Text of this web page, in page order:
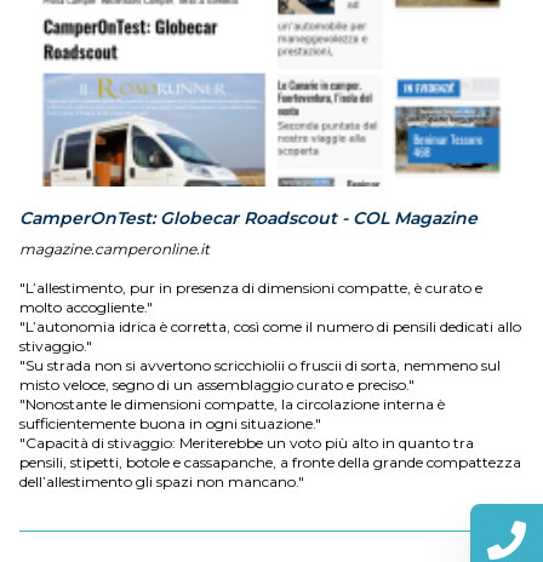
CamperOnTest: Globecar Roadscout - COL Magazine
magazine.camperonline.it
"L’allestimento, pur in presenza di dimensioni compatte, è curato e
molto accogliente."
"L’autonomia idrica è corretta, così come il numero di pensili dedicati allo
stivaggio."
"Su strada non si avvertono scricchiolii o fruscii di sorta, nemmeno sul
misto veloce, segno di un assemblaggio curato e preciso."
"Nonostante le dimensioni compatte, la circolazione interna è
sufficientemente buona in ogni situazione."
"Capacità di stivaggio: Meriterebbe un voto più alto in quanto tra
pensili, stipetti, botole e cassapanche, a fronte della grande compattezza
dell’allestimento gli spazi non mancano."